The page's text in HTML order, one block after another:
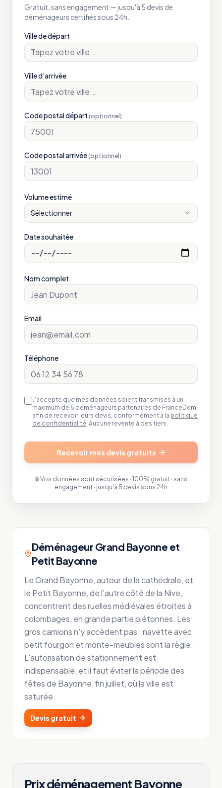
Gratuit, sans engagement — jusqu'à 5 devis de
déménageurs certifiés sous 24h.
Ville de départ
Ville d'arrivée
Code postal départ (optionnel)
Code postal arrivée (optionnel)
Volume estimé
Sélectionner
Date souhaitée
Nom complet
Email
Téléphone
J'accepte que mes données soient transmises à un
maximum de 5 déménageurs partenaires de FranceDem
afin de recevoir leurs devis, conformément à la politique
de confidentialité. Aucune revente à des tiers.
Recevoir mes devis gratuits
🔒 Vos données sont sécurisées · 100% gratuit · sans
engagement · jusqu'à 5 devis sous 24h
Déménageur Grand Bayonne et
Petit Bayonne
Le Grand Bayonne, autour de la cathédrale, et
le Petit Bayonne, de l'autre côté de la Nive,
concentrent des ruelles médiévales étroites à
colombages, en grande partie piétonnes. Les
gros camions n'y accèdent pas : navette avec
petit fourgon et monte-meubles sont la règle.
L'autorisation de stationnement est
indispensable, et il faut éviter la période des
fêtes de Bayonne, fin juillet, où la ville est
saturée.
Devis gratuit
Prix déménagement Bayonne